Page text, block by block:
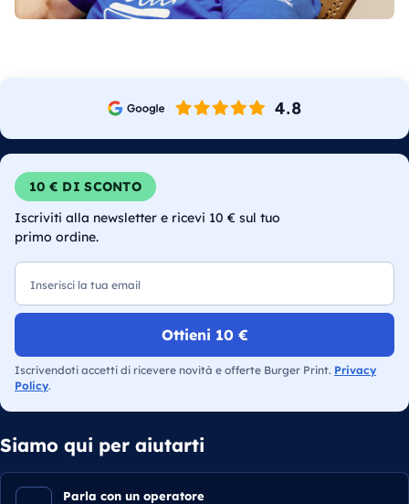
10 € DI SCONTO
Iscriviti alla newsletter e ricevi 10 € sul tuo
primo ordine.
Ottieni 10 €
Iscrivendoti accetti di ricevere novità e offerte Burger Print. Privacy
Policy.
Siamo qui per aiutarti
Parla con un operatore